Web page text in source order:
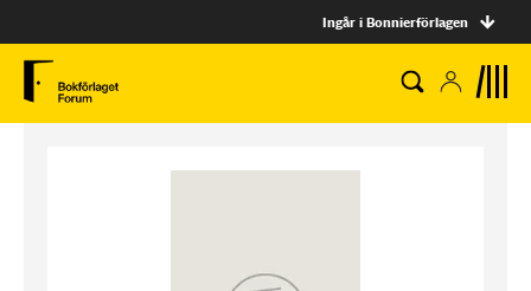
Ingår i Bonnierförlagen